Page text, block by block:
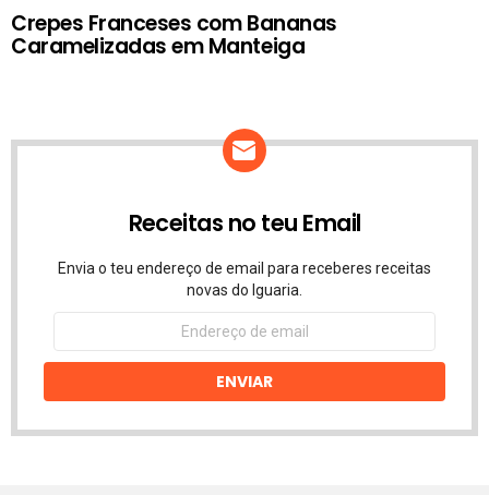
Crepes Franceses com Bananas
Caramelizadas em Manteiga
Receitas no teu Email
Envia o teu endereço de email para receberes receitas
novas do Iguaria.
Endereço
email
ENVIAR